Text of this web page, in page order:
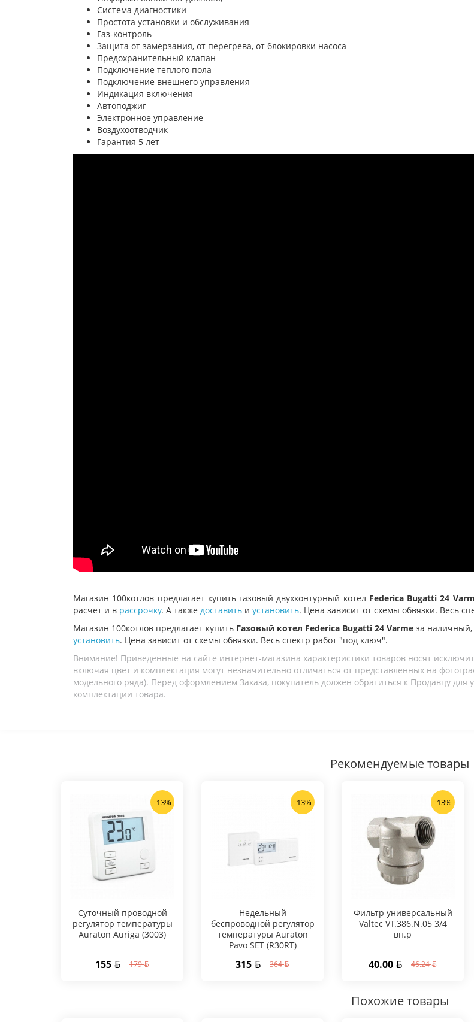
Система диагностики
Простота установки и обслуживания
Газ-контроль
Защита от замерзания, от перегрева, от блокировки насоса
Предохранительный клапан
Подключение теплого пола
Подключение внешнего управления
Индикация включения
Автоподжиг
Электронное управление
Воздухоотводчик
Гарантия 5 лет
Магазин 100котлов предлагает купить газовый двухконтурный котел Federica Bugatti 24
расчет и в рассрочку. А также доставить и установить. Цена зависит от схемы обвязки. Весь
Магазин 100котлов предлагает купить Газовый котел Federica Bugatti 24 Varme за
установить. Цена зависит от схемы обвязки. Весь спектр работ "под ключ".
Внимание! Приведенные на сайте интернет-магазина характеристики товаров носят
включая цвет и комплектация могут незначительно отличаться от представленных на
модельного ряда). Перед оформлением Заказа, покупатель должен обратиться к Продавцу для
комплектации товара.
Рекомендуемые товары
-13%
Суточный проводной
регулятор температуры
Auraton Auriga (3003)
155 179
-13%
Hедельный
беспроводной регулятор
температуры Auraton
Pavo SET (R30RT)
315 364
-13%
Фильтр универсальный
Valtec VT.386.N.05 3/4
вн.р
40.00 46.24
Похожие товары